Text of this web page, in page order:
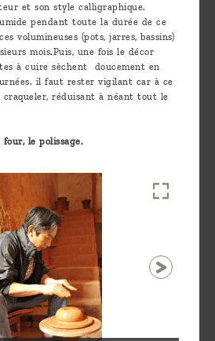
et son style calligraphique.
pendant toute la durée de ce
volumineuses (pots, jarres, bassins)
mois.Puis, une fois le décor
à cuire sèchent doucement en
il faut rester vigilant car à ce
réduisant à néant tout le
le polissage.